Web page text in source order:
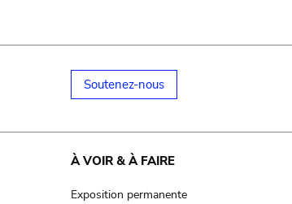
Soutenez-nous
À VOIR & À FAIRE
Exposition permanente